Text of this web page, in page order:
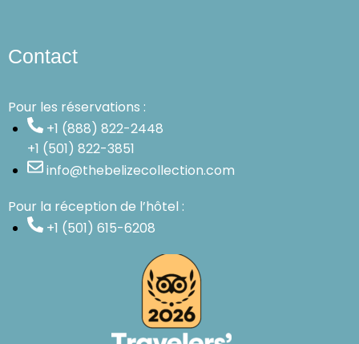
Contact
Pour les réservations :
+1 (888) 822-2448
+1 (501) 822-3851
info@thebelizecollection.com
Pour la réception de l’hôtel :
+1 (501) 615-6208